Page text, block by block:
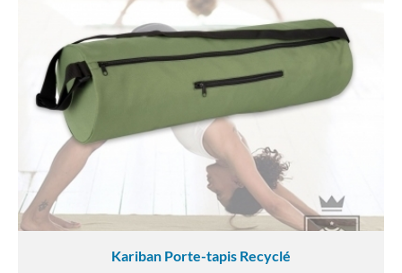
Kariban Porte-tapis Recyclé